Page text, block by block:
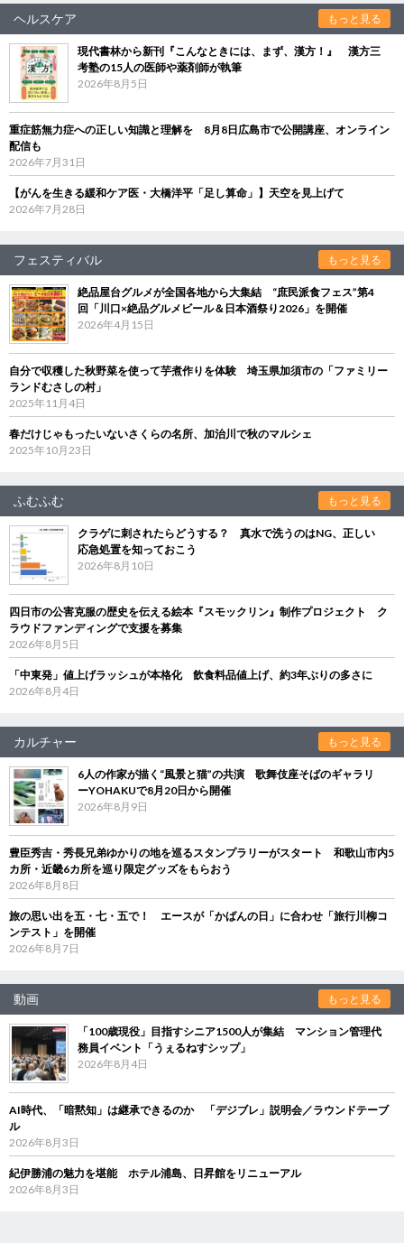
ヘルスケア もっと見る
現代書林から新刊『こんなときには、まず、漢方！』 漢方三
考塾の15人の医師や薬剤師が執筆
2026年8月5日
重症筋無力症への正しい知識と理解を 8月8日広島市で公開講座、オンライン
配信も
2026年7月31日
【がんを生きる緩和ケア医・大橋洋平「足し算命」】天空を見上げて
2026年7月28日
フェスティバル もっと見る
絶品屋台グルメが全国各地から大集結 “庶民派食フェス”第4
回「川口×絶品グルメビール＆日本酒祭り2026」を開催
2026年4月15日
自分で収穫した秋野菜を使って芋煮作りを体験 埼玉県加須市の「ファミリー
ランドむさしの村」
2025年11月4日
春だけじゃもったいないさくらの名所、加治川で秋のマルシェ
2025年10月23日
ふむふむ もっと見る
クラゲに刺されたらどうする？ 真水で洗うのはNG、正しい
応急処置を知っておこう
2026年8月10日
四日市の公害克服の歴史を伝える絵本『スモックリン』制作プロジェクト ク
ラウドファンディングで支援を募集
2026年8月5日
「中東発」値上げラッシュが本格化 飲食料品値上げ、約3年ぶりの多さに
2026年8月4日
カルチャー もっと見る
6人の作家が描く“風景と猫”の共演 歌舞伎座そばのギャラリ
ーYOHAKUで8月20日から開催
2026年8月9日
豊臣秀吉・秀長兄弟ゆかりの地を巡るスタンプラリーがスタート 和歌山市内5
カ所・近畿6カ所を巡り限定グッズをもらおう
2026年8月8日
旅の思い出を五・七・五で！ エースが「かばんの日」に合わせ「旅行川柳コ
ンテスト」を開催
2026年8月7日
動画 もっと見る
「100歳現役」目指すシニア1500人が集結 マンション管理代
務員イベント「うぇるねすシップ」
2026年8月4日
AI時代、「暗黙知」は継承できるのか 「デジブレ」説明会／ラウンドテーブ
ル
2026年8月3日
紀伊勝浦の魅力を堪能 ホテル浦島、日昇館をリニューアル
2026年8月3日